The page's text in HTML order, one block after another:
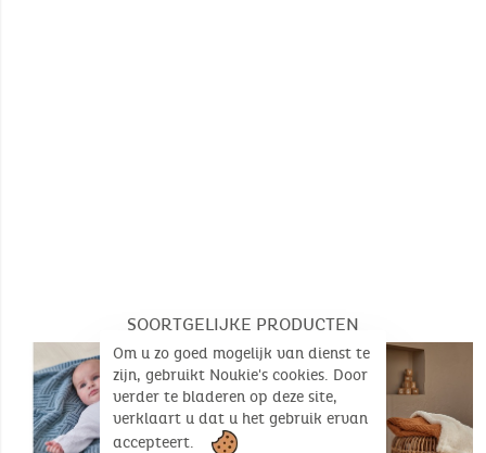
SOORTGELIJKE PRODUCTEN
Om u zo goed mogelijk van dienst te
zijn, gebruikt Noukie's cookies. Door
verder te bladeren op deze site,
verklaart u dat u het gebruik ervan
accepteert.